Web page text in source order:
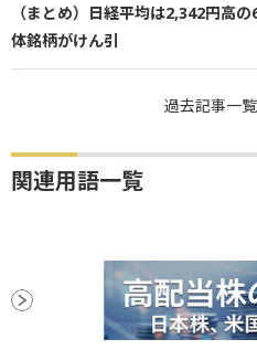
（まとめ）日経平均は2,342円
体銘柄がけん引
過去記事一
関連用語一覧